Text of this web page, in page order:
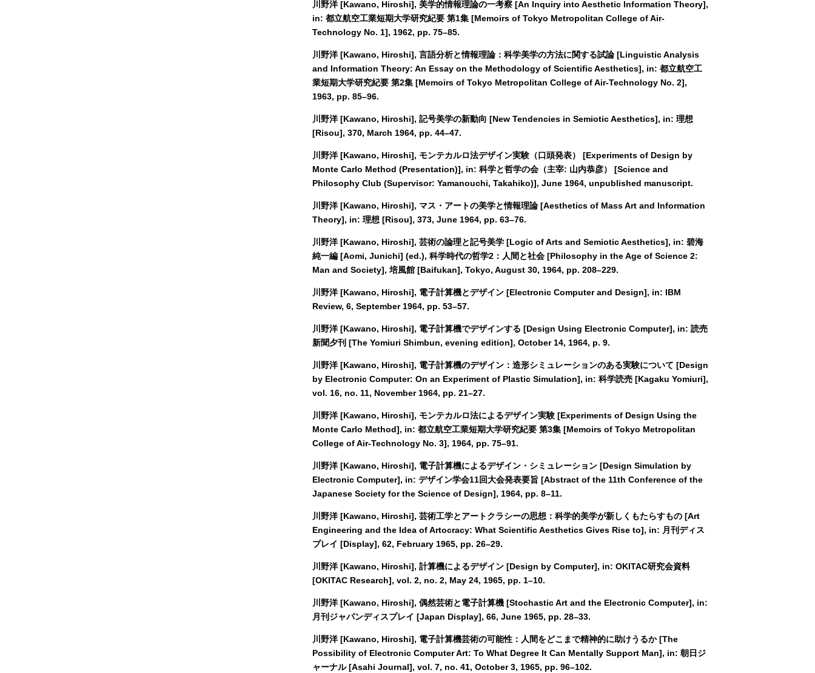
川野洋 [Kawano, Hiroshi], 美学的情報理論の一考察 [An Inquiry into Aesthetic Information Theory],
in: 都立航空工業短期大学研究紀要 第1集 [Memoirs of Tokyo Metropolitan College of Air-
Technology No. 1], 1962, pp. 75–85.
川野洋 [Kawano, Hiroshi], 言語分析と情報理論：科学美学の方法に関する試論 [Linguistic Analysis
and Information Theory: An Essay on the Methodology of Scientific Aesthetics], in: 都立航空工
業短期大学研究紀要 第2集 [Memoirs of Tokyo Metropolitan College of Air-Technology No. 2],
1963, pp. 85–96.
川野洋 [Kawano, Hiroshi], 記号美学の新動向 [New Tendencies in Semiotic Aesthetics], in: 理想
[Risou], 370, March 1964, pp. 44–47.
川野洋 [Kawano, Hiroshi], モンテカルロ法デザイン実験（口頭発表） [Experiments of Design by
Monte Carlo Method (Presentation)], in: 科学と哲学の会（主宰: 山内恭彦） [Science and
Philosophy Club (Supervisor: Yamanouchi, Takahiko)], June 1964, unpublished manuscript.
川野洋 [Kawano, Hiroshi], マス・アートの美学と情報理論 [Aesthetics of Mass Art and Information
Theory], in: 理想 [Risou], 373, June 1964, pp. 63–76.
川野洋 [Kawano, Hiroshi], 芸術の論理と記号美学 [Logic of Arts and Semiotic Aesthetics], in: 碧海
純一編 [Aomi, Junichi] (ed.), 科学時代の哲学2：人間と社会 [Philosophy in the Age of Science 2:
Man and Society], 培風館 [Baifukan], Tokyo, August 30, 1964, pp. 208–229.
川野洋 [Kawano, Hiroshi], 電子計算機とデザイン [Electronic Computer and Design], in: IBM
Review, 6, September 1964, pp. 53–57.
川野洋 [Kawano, Hiroshi], 電子計算機でデザインする [Design Using Electronic Computer], in: 読売
新聞夕刊 [The Yomiuri Shimbun, evening edition], October 14, 1964, p. 9.
川野洋 [Kawano, Hiroshi], 電子計算機のデザイン：造形シミュレーションのある実験について [Design
by Electronic Computer: On an Experiment of Plastic Simulation], in: 科学読売 [Kagaku Yomiuri],
vol. 16, no. 11, November 1964, pp. 21–27.
川野洋 [Kawano, Hiroshi], モンテカルロ法によるデザイン実験 [Experiments of Design Using the
Monte Carlo Method], in: 都立航空工業短期大学研究紀要 第3集 [Memoirs of Tokyo Metropolitan
College of Air-Technology No. 3], 1964, pp. 75–91.
川野洋 [Kawano, Hiroshi], 電子計算機によるデザイン・シミュレーション [Design Simulation by
Electronic Computer], in: デザイン学会11回大会発表要旨 [Abstract of the 11th Conference of the
Japanese Society for the Science of Design], 1964, pp. 8–11.
川野洋 [Kawano, Hiroshi], 芸術工学とアートクラシーの思想：科学的美学が新しくもたらすもの [Art
Engineering and the Idea of Artocracy: What Scientific Aesthetics Gives Rise to], in: 月刊ディス
プレイ [Display], 62, February 1965, pp. 26–29.
川野洋 [Kawano, Hiroshi], 計算機によるデザイン [Design by Computer], in: OKITAC研究会資料
[OKITAC Research], vol. 2, no. 2, May 24, 1965, pp. 1–10.
川野洋 [Kawano, Hiroshi], 偶然芸術と電子計算機 [Stochastic Art and the Electronic Computer], in:
月刊ジャパンディスプレイ [Japan Display], 66, June 1965, pp. 28–33.
川野洋 [Kawano, Hiroshi], 電子計算機芸術の可能性：人間をどこまで精神的に助けうるか [The
Possibility of Electronic Computer Art: To What Degree It Can Mentally Support Man], in: 朝日ジ
ャーナル [Asahi Journal], vol. 7, no. 41, October 3, 1965, pp. 96–102.